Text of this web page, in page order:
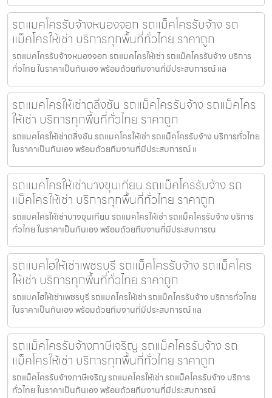
รถแมคโครรับจ้างหนองจอก รถแม็คโครรับจ้าง รถ
แม็คโครให้เช่า บริการทุกพื้นที่ทั่วไทย ราคาถูก
รถแมคโครรับจ้างหนองจอก รถแมคโครให้เช่า รถแม็คโครรับจ้าง บริการ
ทั่วไทย ในราคาเป็นกันเอง พร้อมด้วยทีมงานที่มีประสบการณ์ แล
รถแมคโครให้เช่าตลิ่งชัน รถแม็คโครรับจ้าง รถแม็คโคร
ให้เช่า บริการทุกพื้นที่ทั่วไทย ราคาถูก
รถแมคโครให้เช่าตลิ่งชัน รถแมคโครให้เช่า รถแม็คโครรับจ้าง บริการทั่วไทย
ในราคาเป็นกันเอง พร้อมด้วยทีมงานที่มีประสบการณ์ แ
รถแมคโครให้เช่าบางขุนเทียน รถแม็คโครรับจ้าง รถ
แม็คโครให้เช่า บริการทุกพื้นที่ทั่วไทย ราคาถูก
รถแมคโครให้เช่าบางขุนเทียน รถแมคโครให้เช่า รถแม็คโครรับจ้าง บริการ
ทั่วไทย ในราคาเป็นกันเอง พร้อมด้วยทีมงานที่มีประสบการณ
รถแบคโฮให้เช่าเพชรบุรี รถแม็คโครรับจ้าง รถแม็คโคร
ให้เช่า บริการทุกพื้นที่ทั่วไทย ราคาถูก
รถแบคโฮให้เช่าเพชรบุรี รถแมคโครให้เช่า รถแม็คโครรับจ้าง บริการทั่วไทย
ในราคาเป็นกันเอง พร้อมด้วยทีมงานที่มีประสบการณ์ แล
รถแม็คโครรับจ้างภาษีเจริญ รถแม็คโครรับจ้าง รถ
แม็คโครให้เช่า บริการทุกพื้นที่ทั่วไทย ราคาถูก
รถแม็คโครรับจ้างภาษีเจริญ รถแมคโครให้เช่า รถแม็คโครรับจ้าง บริการ
ทั่วไทย ในราคาเป็นกันเอง พร้อมด้วยทีมงานที่มีประสบการณ์